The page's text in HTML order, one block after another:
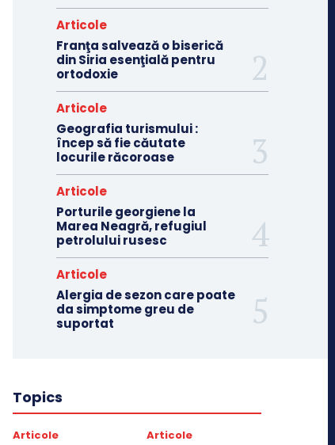
Articole
Franţa salvează o biserică
din Siria esenţială pentru
ortodoxie
Articole
Geografia turismului :
încep să fie căutate
locurile răcoroase
Articole
Porturile georgiene la
Marea Neagră, refugiul
petrolului rusesc
Articole
Alergia de sezon care poate
da simptome greu de
suportat
Topics
Articole Articole